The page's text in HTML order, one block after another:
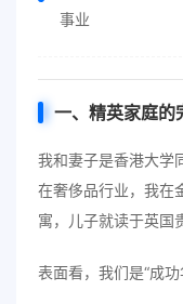
事业
一、精英家庭的
我和妻子是香港大学
在奢侈品行业，我在
寓，儿子就读于英国
表面看，我们是“成功